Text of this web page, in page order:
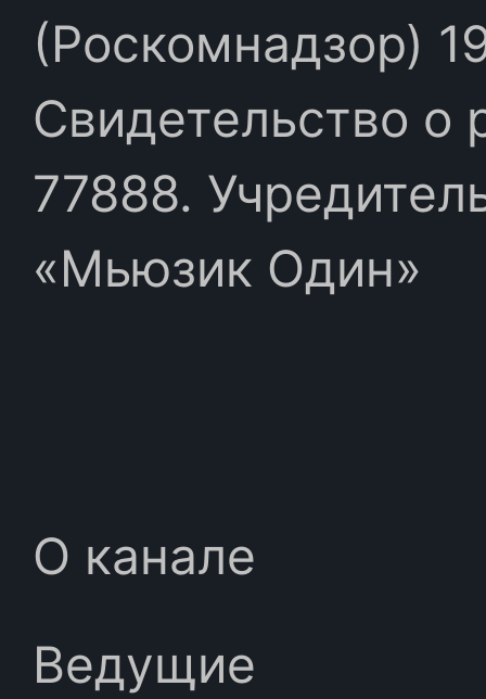
(Роскомнадзор)
Свидетельство
77888.
«Мьюзик Один»
О канале
Ведущие